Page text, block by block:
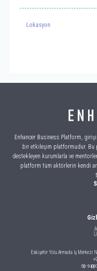
Lokasyon
Enhancer Business Platform,
bir etkileşim platformudur. Bu
destekleyen kurumlarla ve
platform tüm aktörlerin kendi
Eskişehir Yolu Armada İş Merkezi
dp-